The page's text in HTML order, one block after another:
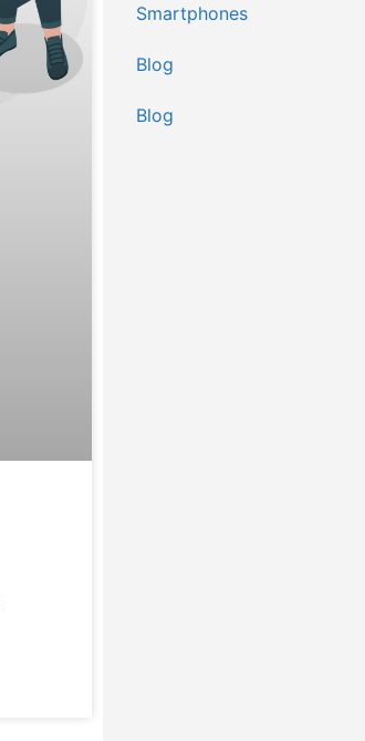
Smartphones
Blog
Blog